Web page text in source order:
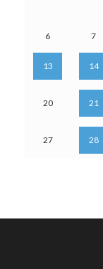
6 7
13 14
20 21
27 28